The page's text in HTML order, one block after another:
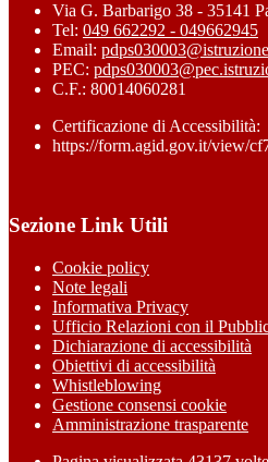
Via G. Barbarigo 38 - 35141
Tel: 049 662292 - 049662945
Email:
PEC:
C.F.: 80014060281
Certificazione di Accessibilità:
https://form.agid.gov.it/view/
Sezione Link Utili
Cookie policy
Note legali
Informativa Privacy
Ufficio Relazioni con il
Dichiarazione di accessibilità
Obiettivi di accessibilità
Whistleblowing
Gestione consensi cookie
Amministrazione trasparente